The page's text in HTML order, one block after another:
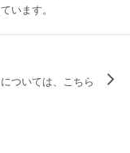
います。
ついては、こちら